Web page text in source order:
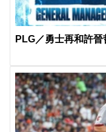
PLG／勇士再和許